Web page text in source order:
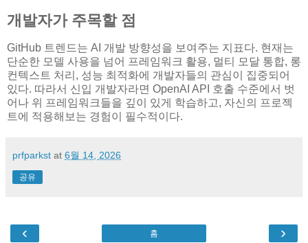
개발자가 주목할 점
GitHub 트렌드는 AI 개발 방향성을 보여주는 지표다. 현재는
단순한 모델 사용을 넘어 프레임워크 활용, 멀티 모달 통합, 롱
컨텍스트 처리, 성능 최적화에 개발자들의 관심이 집중되어
있다. 따라서 신입 개발자라면 OpenAI API 호출 수준에서 벗
어나 위 프레임워크들을 깊이 있게 학습하고, 자신의 프로젝
트에 적용해보는 경험이 필수적이다.
prfparkst at 6월 14, 2026
공유
‹ ›
홈